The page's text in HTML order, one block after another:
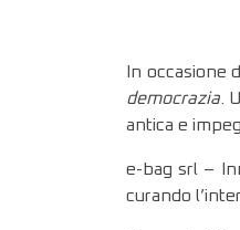
In occasione
democrazia .
antica e
e-bag srl –
curando